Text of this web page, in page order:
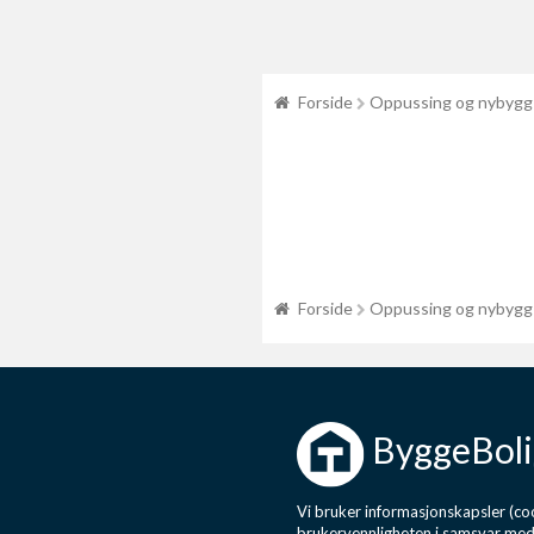
Forside Oppussing og
Forside Oppussing og
Vi bruker informasjonskapsler